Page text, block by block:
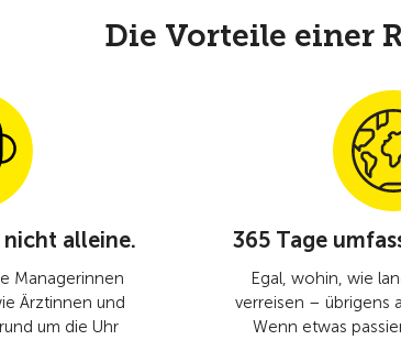
Die Vorteile einer
alleine.
Managerinnen
Ärztinnen und
um die Uhr
365 Tage
Egal, wohin, wie
verreisen – übrigens
Wenn etwas